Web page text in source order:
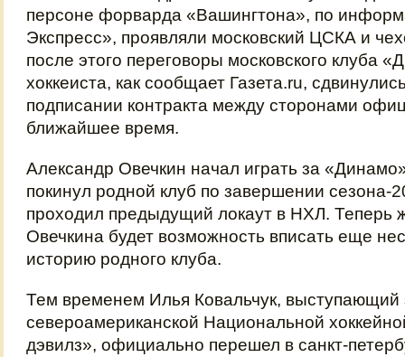
персоне форварда «Вашингтона», по
Экспресс», проявляли московский ЦСКА и
после этого переговоры московского клуба
хоккеиста, как сообщает Газета.ru,
подписании контракта между сторонами
ближайшее время.
Александр Овечкин начал играть за
покинул родной клуб по завершении сезона-
проходил предыдущий локаут в НХЛ. Теперь
Овечкина будет возможность вписать еще
историю родного клуба.
Тем временем Илья Ковальчук, выступающий
североамериканской Национальной
дэвилз», официально перешел в санкт-